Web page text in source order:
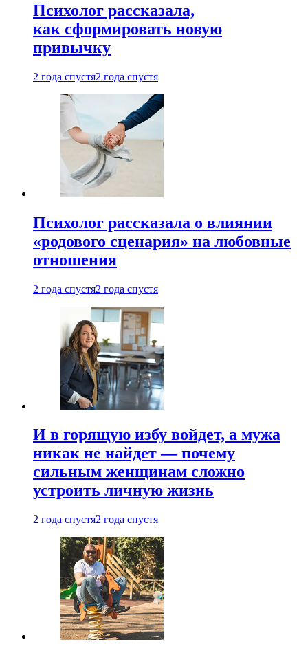
Психолог рассказала,
как сформировать новую
привычку
2 года спустя2 года спустя
Психолог рассказала о влиянии
«родового сценария» на любовные
отношения
2 года спустя2 года спустя
И в горящую избу войдет, а мужа
никак не найдет — почему
сильным женщинам сложно
устроить личную жизнь
2 года спустя2 года спустя